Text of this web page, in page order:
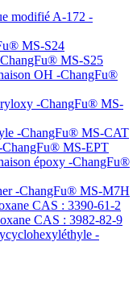
modifié A-172 -
MS-S24
MS-S25
OH -ChangFu®
-ChangFu® MS-
-ChangFu® MS-CAT
ChangFu® MS-EPT
époxy -ChangFu®
-ChangFu® MS-M7H
CAS : 3390-61-2
CAS : 3982-82-9
-